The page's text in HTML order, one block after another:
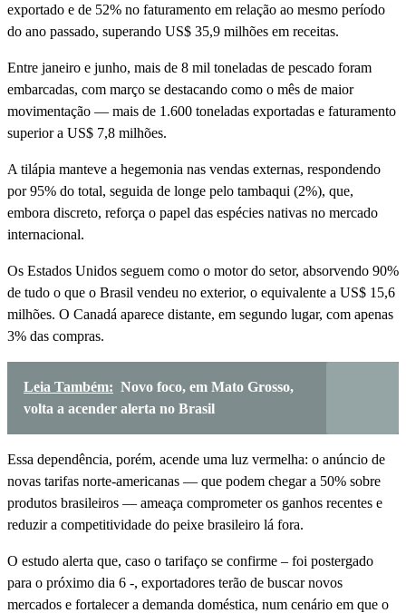
exportado e de 52% no faturamento em relação ao mesmo período
do ano passado, superando US$ 35,9 milhões em receitas.
Entre janeiro e junho, mais de 8 mil toneladas de pescado foram
embarcadas, com março se destacando como o mês de maior
movimentação — mais de 1.600 toneladas exportadas e faturamento
superior a US$ 7,8 milhões.
A tilápia manteve a hegemonia nas vendas externas, respondendo
por 95% do total, seguida de longe pelo tambaqui (2%), que,
embora discreto, reforça o papel das espécies nativas no mercado
internacional.
Os Estados Unidos seguem como o motor do setor, absorvendo 90%
de tudo o que o Brasil vendeu no exterior, o equivalente a US$ 15,6
milhões. O Canadá aparece distante, em segundo lugar, com apenas
3% das compras.
Leia Também: Novo foco, em Mato Grosso,
volta a acender alerta no Brasil
Essa dependência, porém, acende uma luz vermelha: o anúncio de
novas tarifas norte-americanas — que podem chegar a 50% sobre
produtos brasileiros — ameaça comprometer os ganhos recentes e
reduzir a competitividade do peixe brasileiro lá fora.
O estudo alerta que, caso o tarifaço se confirme – foi postergado
para o próximo dia 6 -, exportadores terão de buscar novos
mercados e fortalecer a demanda doméstica, num cenário em que o